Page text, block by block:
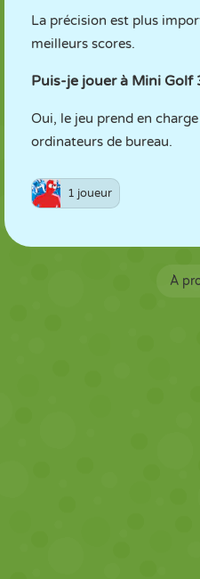
La précision est plus
meilleurs scores.
Puis-je jouer à Mini Golf
Oui, le jeu prend en
ordinateurs de bureau.
1 joueur
À